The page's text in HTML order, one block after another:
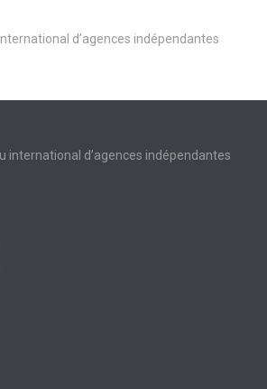
d’agences indépendantes
international d’agences indépendantes